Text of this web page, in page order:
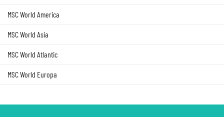
MSC World America
MSC World Asia
MSC World Atlantic
MSC World Europa